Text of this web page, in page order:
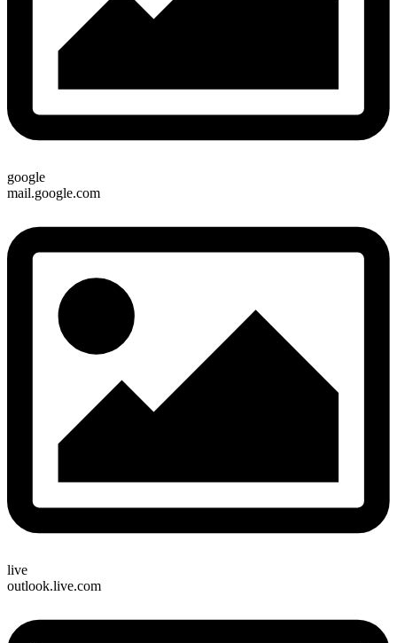
google
mail.google.com
live
outlook.live.com